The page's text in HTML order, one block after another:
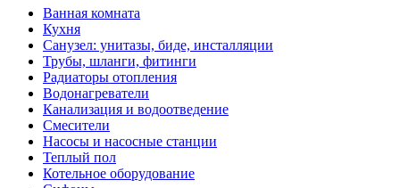
Ванная комната
Кухня
Санузел: унитазы, биде, инсталляции
Трубы, шланги, фитинги
Радиаторы отопления
Водонагреватели
Канализация и водоотведение
Смесители
Насосы и насосные станции
Теплый пол
Котельное оборудование